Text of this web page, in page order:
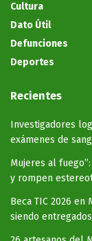
Cultura
Dato Útil
Defunciones
Deportes
Recientes
Investigadores
exámenes de
Mujeres al
y rompen
Beca TIC 2026 en
siendo